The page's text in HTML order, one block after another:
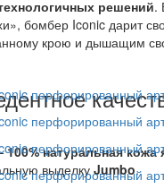
решений.
бомбер Iconic дарит
крою и дышащим
100% натуральная кожа
выделку Jumbo.